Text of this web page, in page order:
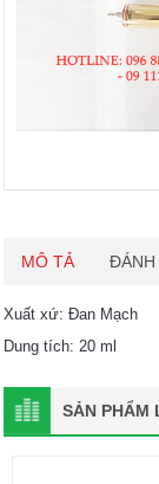
MÔ TẢ ĐÁNH
Xuất xứ: Đan Mạch
Dung tích: 20 ml
SẢN PHẨM